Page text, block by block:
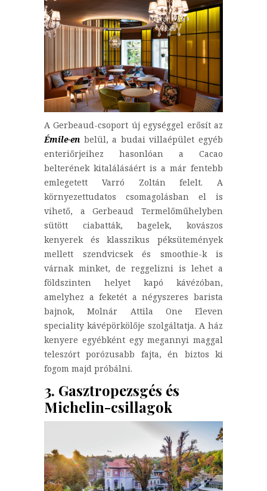
A Gerbeaud-csoport új egységgel erősít az
Émile-en belül, a budai villaépület egyéb
enteriőrjeihez hasonlóan a Cacao
belterének kitalálásáért is a már fentebb
emlegetett Varró Zoltán felelt. A
környezettudatos csomagolásban el is
vihető, a Gerbeaud Termelőműhelyben
sütött ciabatták, bagelek, kovászos
kenyerek és klasszikus péksütemények
mellett szendvicsek és smoothie-k is
várnak minket, de reggelizni is lehet a
földszinten helyet kapó kávézóban,
amelyhez a feketét a négyszeres barista
bajnok, Molnár Attila One Eleven
speciality kávépörkölője szolgáltatja. A ház
kenyere egyébként egy megannyi maggal
teleszórt porózusabb fajta, én biztos ki
fogom majd próbálni.
3. Gasztropezsgés és
Michelin-csillagok